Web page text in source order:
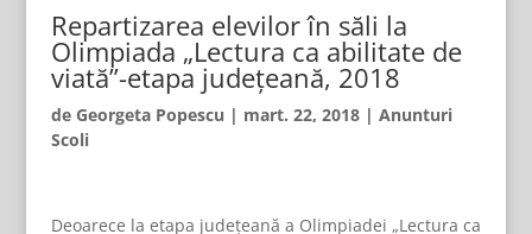
Repartizarea elevilor în săli la
Olimpiada „Lectura ca abilitate de
viată”-etapa judeţeană, 2018
de Georgeta Popescu | mart. 22, 2018| Anunturi
Scoli
Deoarece la etapa judeţeană a Olimpiadei „Lectura ca